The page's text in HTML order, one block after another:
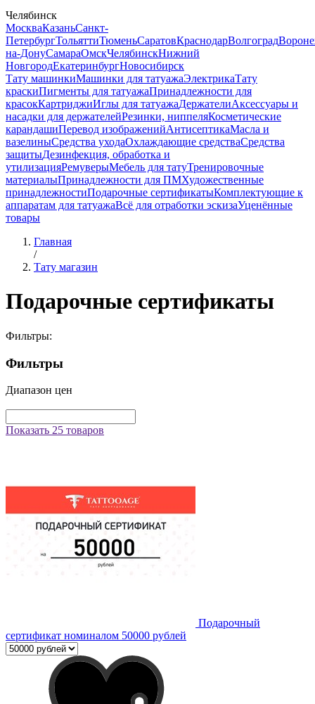
Челябинск
МоскваКазаньСанкт-
ПетербургТольяттиТюменьСаратовКраснодарВолгоград
на-ДонуСамараОмскЧелябинскНижний
НовгородЕкатеринбургНовосибирск
Тату машинкиМашинки для татуажаЭлектрикаТату
краскиПигменты для татуажаПринадлежности для
красокКартриджиИглы для татуажаДержателиАксессуары и
насадки для держателейРезинки, ниппеляКосметические
карандашиПеревод изображенийАнтисептикаМасла и
вазелиныСредства уходаОхлаждающие средстваСредства
защитыДезинфекция, обработка и
утилизацияРемуверыМебель для татуТренировочные
материалыПринадлежности для ПМХудожественные
принадлежностиПодарочные сертификатыКомплектующие к
аппаратам для татуажаВсё для отработки эскизаУценённые
товары
Главная
/
Тату магазин
Подарочные сертификаты
Фильтры:
Фильтры
Диапазон цен
Показать 25 товаров
Подарочный
сертификат номиналом 50000 рублей